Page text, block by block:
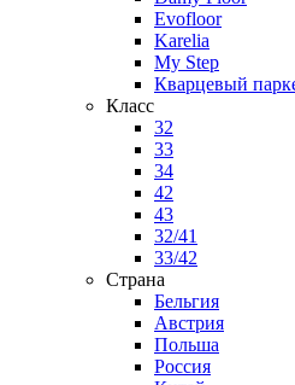
Evofloor
Karelia
My Step
Кварцевый
Класс
32
33
34
42
43
32/41
33/42
Страна
Бельгия
Австрия
Польша
Россия